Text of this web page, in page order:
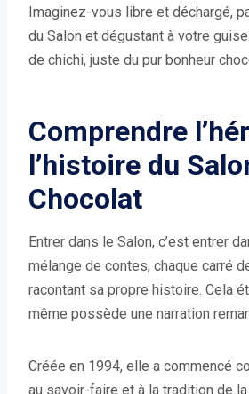
Imaginez-vous libre et déchargé,
du Salon et dégustant à votre
de chichi, juste du pur bonheur
Comprendre
l’histoire du
Chocolat
Entrer dans le Salon, c’est entrer
mélange de contes, chaque carré
racontant sa propre histoire. Cela
même possède une narration
Créée en 1994, elle a commencé
au savoir-faire et à la tradition de